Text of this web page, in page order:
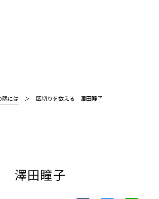
隅には 区切りを数える 澤田瞳子
澤田瞳子